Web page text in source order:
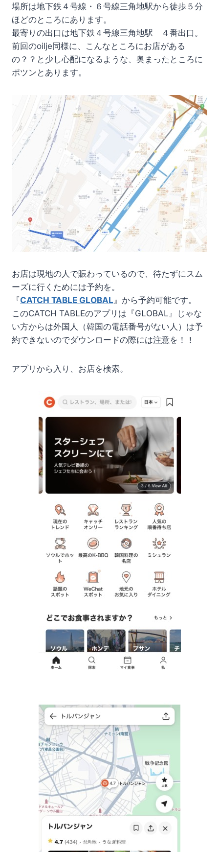
場所は地下鉄４号線・６号線三角地駅から徒歩５分
ほどのところにあります。
最寄りの出口は地下鉄４号線三角地駅 ４番出口。
前回のoilje同様に、こんなところにお店がある
の？？と少し心配になるような、奥まったところに
ポツンとあります。
お店は現地の人で賑わっているので、待たずにスム
ーズに行くためには予約を。
『CATCH TABLE GLOBAL』から予約可能です。
このCATCH TABLEのアプリは『GLOBAL』じゃな
い方からは外国人（韓国の電話番号がない人）は予
約できないのでダウンロードの際には注意を！！
アプリから入り、お店を検索。